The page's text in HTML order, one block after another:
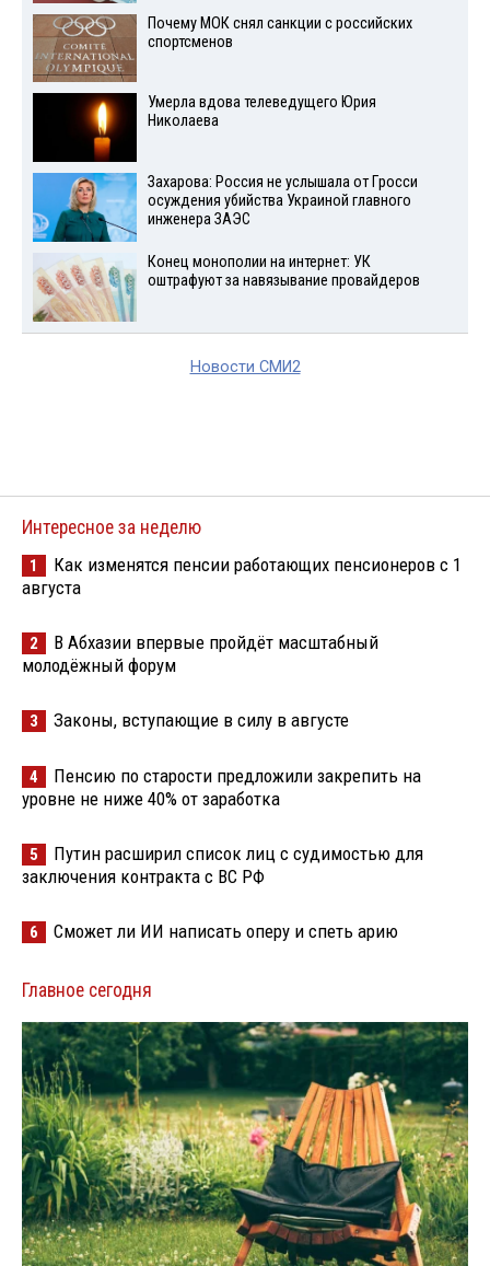
Почему МОК снял санкции с российских
спортсменов
Умерла вдова телеведущего Юрия
Николаева
Захарова: Россия не услышала от Гросси
осуждения убийства Украиной главного
инженера ЗАЭС
Конец монополии на интернет: УК
оштрафуют за навязывание провайдеров
Новости СМИ2
Интересное за неделю
1
Как изменятся пенсии работающих пенсионеров с 1
августа
2
В Абхазии впервые пройдёт масштабный
молодёжный форум
3 Законы, вступающие в силу в августе
4
Пенсию по старости предложили закрепить на
уровне не ниже 40% от заработка
5
Путин расширил список лиц с судимостью для
заключения контракта с ВС РФ
6 Сможет ли ИИ написать оперу и спеть арию
Главное сегодня